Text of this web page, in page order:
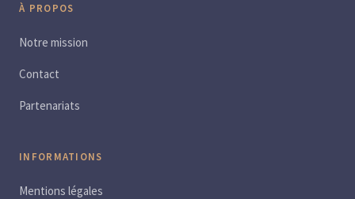
À PROPOS
Notre mission
Contact
Partenariats
INFORMATIONS
Mentions légales